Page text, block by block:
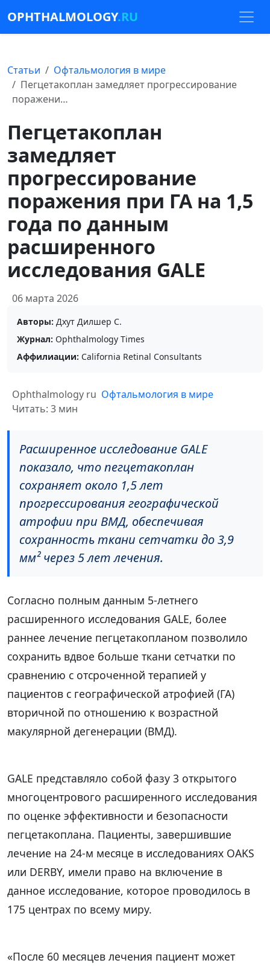
OPHTHALMOLOGY.RU
Статьи
Офтальмология в мире
Пегцетакоплан замедляет прогрессирование
поражени…
Пегцетакоплан
замедляет
прогрессирование
поражения при ГА на 1,5
года по данным
расширенного
исследования GALE
06 марта 2026
Авторы: Дхут Дилшер С.
Журнал: Ophthalmology Times
Аффилиации: California Retinal Consultants
Ophthalmology ru Офтальмология в мире
Читать: 3 мин
Расширенное исследование GALE
показало, что пегцетакоплан
сохраняет около 1,5 лет
прогрессирования географической
атрофии при ВМД, обеспечивая
сохранность ткани сетчатки до 3,9
мм² через 5 лет лечения.
Согласно полным данным 5-летнего
расширенного исследования GALE, более
раннее лечение пегцетакопланом позволило
сохранить вдвое больше ткани сетчатки по
сравнению с отсроченной терапией у
пациентов с географической атрофией (ГА)
вторичной по отношению к возрастной
макулярной дегенерации (ВМД).
GALE представляло собой фазу 3 открытого
многоцентрового расширенного исследования
по оценке эффективности и безопасности
пегцетакоплана. Пациенты, завершившие
лечение на 24-м месяце в исследованиях OAKS
или DERBY, имели право на включение в
данное исследование, которое проводилось в
175 центрах по всему миру.
«После 60 месяцев лечения пациент может